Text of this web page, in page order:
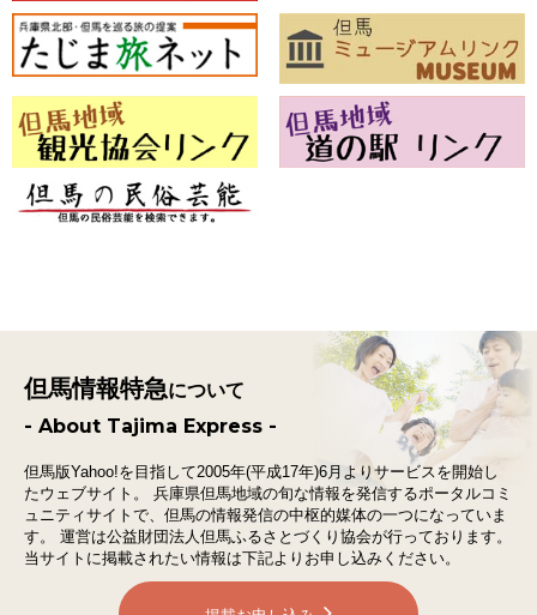
但馬情報特急について
- About Tajima Express -
但馬版Yahoo!を目指して2005年(平成17年)6月よりサービスを開始し
たウェブサイト。
兵庫県但馬地域の旬な情報を発信するポータルコミ
ュニティサイトで、 但馬の情報発信の中枢的媒体の一つになっていま
す。
運営は公益財団法人但馬ふるさとづくり協会が行っております。
当サイトに掲載されたい情報は下記よりお申し込みください。